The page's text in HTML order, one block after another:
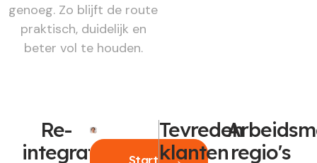
genoeg. Zo blijft de route
praktisch, duidelijk en
beter vol te houden.
Re-
integratie
Start
Tevreden
klantenregio's